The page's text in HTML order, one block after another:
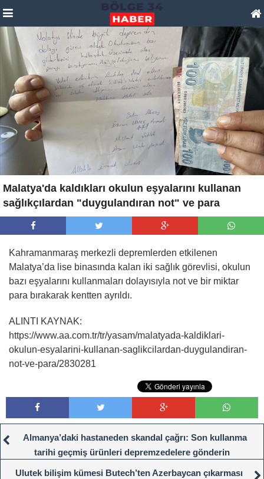
Malatya'da kaldıkları okulun eşyalarını kullanan
sağlıkçılardan "duygulandıran not" ve para
Kahramanmaraş merkezli depremlerden etkilenen
Malatya’da lise binasında kalan iki sağlık görevlisi, okulun
bazı eşyalarını kullanmaları dolayısıyla not ve bir miktar
para bırakarak kentten ayrıldı.
ALINTI KAYNAK:
https://www.aa.com.tr/tr/yasam/malatyada-kaldiklari-
okulun-esyalarini-kullanan-saglikcilardan-duygulandiran-
not-ve-para/2830281
Almanya’daki hastaneden skandal çağrı: Son kullanma
tarihi geçmiş ürünleri depremzedelere gönderin
Ulutek bilişim kümesi Butech’ten Azerbaycan çıkarması